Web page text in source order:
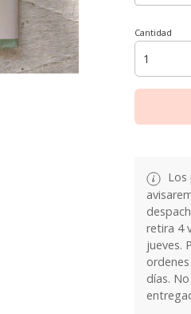
Cantidad
Los
retira 4
jueves.
días.